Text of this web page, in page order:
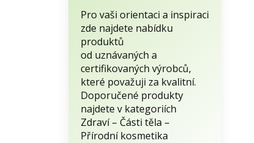
Pro vaši orientaci a inspiraci
zde najdete nabídku
produktů
od uznávaných a
certifikovaných výrobců,
které považuji za kvalitní.
Doporučené produkty
najdete v kategoriích
Zdraví – Části těla –
Přírodní kosmetika